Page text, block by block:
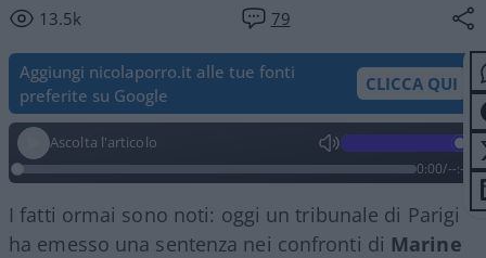
13.5k
79
Aggiungi nicolaporro.it alle tue fonti
preferite su Google
CLICCA QUI
Ascolta l'articolo
0:00/--:--
I fatti ormai sono noti: oggi un tribunale di Parigi
ha emesso una sentenza nei confronti di Marine